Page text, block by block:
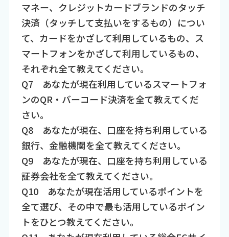
マネー、クレジットカードブランドのタッチ
決済（タッチして支払いをするもの）につい
て、カードをかざして利用しているもの、ス
マートフォンをかざして利用しているもの、
それぞれ全て教えてください。
Q7 あなたが現在利用しているスマートフォ
ンのQR・バーコード決済を全て教えてくだ
さい。
Q8 あなたが現在、口座を持ち利用している
銀行、金融機関を全て教えてください。
Q9 あなたが現在、口座を持ち利用している
証券会社を全て教えてください。
Q10 あなたが現在活用しているポイントを
全て選び、その中で最も活用しているポイン
トをひとつ教えてください。